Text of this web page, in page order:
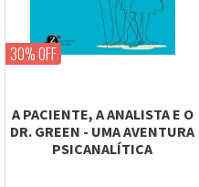
30% OFF
A PACIENTE, A ANALISTA E O
DR. GREEN - UMA AVENTURA
PSICANALÍTICA